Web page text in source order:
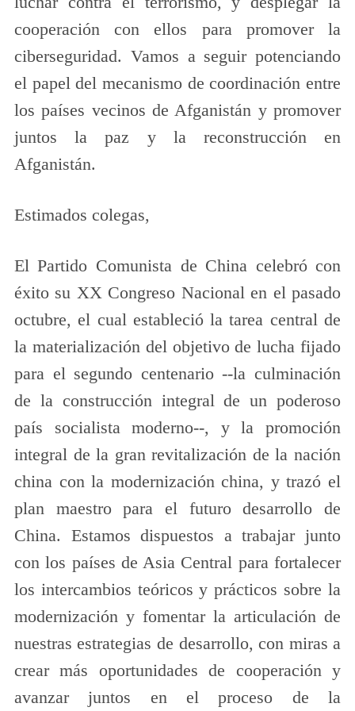
cooperación con ellos para promover la
ciberseguridad. Vamos a seguir potenciando
el papel del mecanismo de coordinación entre
los países vecinos de Afganistán y promover
juntos la paz y la reconstrucción en
Afganistán.
Estimados colegas,
El Partido Comunista de China celebró con
éxito su XX Congreso Nacional en el pasado
octubre, el cual estableció la tarea central de
la materialización del objetivo de lucha fijado
para el segundo centenario --la culminación
de la construcción integral de un poderoso
país socialista moderno--, y la promoción
integral de la gran revitalización de la nación
china con la modernización china, y trazó el
plan maestro para el futuro desarrollo de
China. Estamos dispuestos a trabajar junto
con los países de Asia Central para fortalecer
los intercambios teóricos y prácticos sobre la
modernización y fomentar la articulación de
nuestras estrategias de desarrollo, con miras a
crear más oportunidades de cooperación y
avanzar juntos en el proceso de la